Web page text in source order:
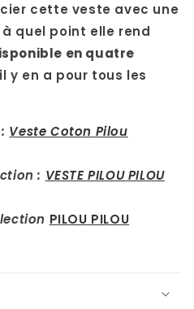
cette veste avec une
quel point elle rend
en quatre
y en a pour tous les
Veste Coton Pilou
: VESTE PILOU PILOU
PILOU PILOU